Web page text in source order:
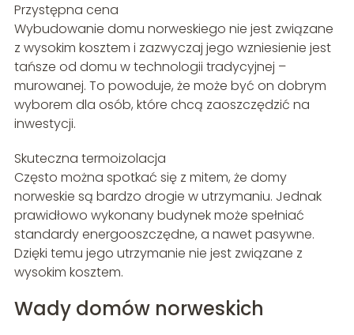
Przystępna cena
Wybudowanie domu norweskiego nie jest związane
z wysokim kosztem i zazwyczaj jego wzniesienie jest
tańsze od domu w technologii tradycyjnej –
murowanej. To powoduje, że może być on dobrym
wyborem dla osób, które chcą zaoszczędzić na
inwestycji.
Skuteczna termoizolacja
Często można spotkać się z mitem, że domy
norweskie są bardzo drogie w utrzymaniu. Jednak
prawidłowo wykonany budynek może spełniać
standardy energooszczędne, a nawet pasywne.
Dzięki temu jego utrzymanie nie jest związane z
wysokim kosztem.
Wady domów norweskich